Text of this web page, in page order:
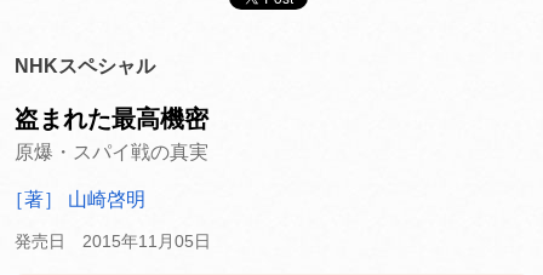
NHKスペシャル
盗まれた最高機密
原爆・スパイ戦の真実
［著］ 山崎啓明
発売日 2015年11月05日